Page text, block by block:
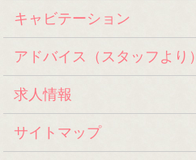
キャビテーション
アドバイス（スタッフより）
求人情報
サイトマップ